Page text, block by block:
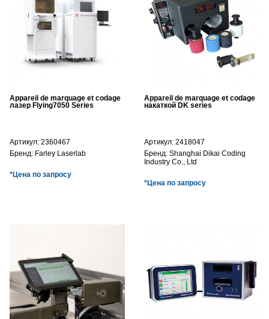
Appareil de marquage et codage
лазер Flying7050 Series
Артикул: 2360467
Бренд: Farley Laserlab
*Цена по запросу
Appareil de marquage et codage
накаткой DK series
Артикул: 2418047
Бренд: Shanghai Dikai Coding
Industry Co., Ltd
*Цена по запросу